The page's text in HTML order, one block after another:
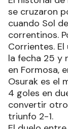
se cruzaron
cuando Sol
correntinos.
Corrientes.
la fecha 25 y
en Formosa,
Osurak es el
4 goles en
convertir
triunfo 2-1.